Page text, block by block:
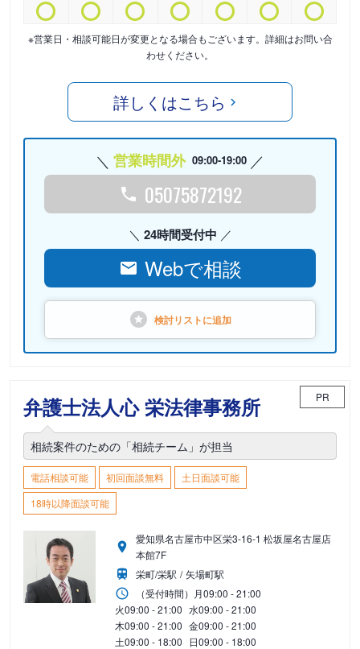
※営業日・相談可能日が変更となる場合もございます。詳細はお問い合
わせください。
詳しくはこちら
営業時間外 09:00-19:00
05075872192
24時間受付中
Webで相談
検討リストに追加
弁護士法人心 栄法律事務所 PR
相続案件のための「相続チーム」が担当
電話相談可能 初回面談無料
土日面談可能
18時以降面談可能
愛知県名古屋市中区栄3-16-1 松坂屋名古屋店
本館7F
栄町/栄駅
矢場町駅
（受付時間） 月09:00 - 21:00
火09:00 - 21:00 水09:00 - 21:00
木09:00 - 21:00 金09:00 - 21:00
土09:00 - 18:00 日09:00 - 18:00